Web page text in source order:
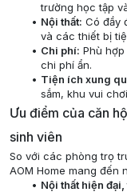
trường học tập
Nội thất: Có đầy
và các thiết bị
Chi phí: Phù
chi phí ẩn.
Tiện ích xung
sắm, khu vui
Ưu điểm của căn
sinh viên
So với các phòng trọ
AOM Home mang đến
Nội thất hiện